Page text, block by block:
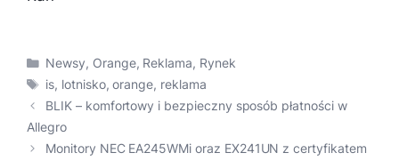
Kategorie
Newsy, Orange, Reklama, Rynek
Tagi
is, lotnisko,orange, reklama
BLIK – komfortowy i bezpieczny sposób płatności w
Allegro
Monitory NEC EA245WMi oraz EX241UN z certyfikatem